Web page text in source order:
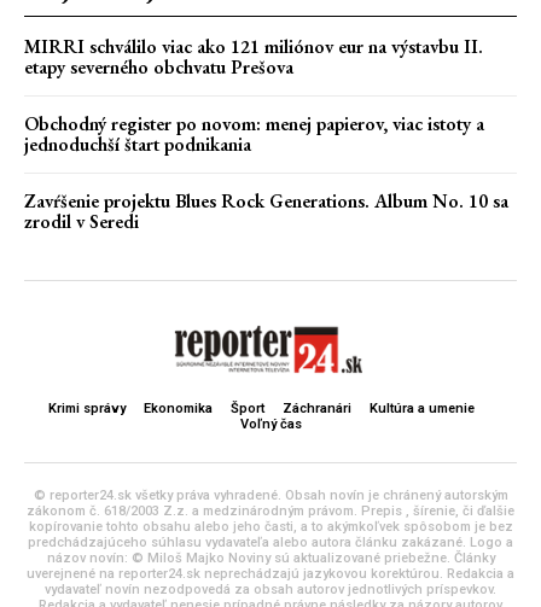
MIRRI schválilo viac ako 121 miliónov eur na výstavbu II.
etapy severného obchvatu Prešova
Obchodný register po novom: menej papierov, viac istoty a
jednoduchší štart podnikania
Zavŕšenie projektu Blues Rock Generations. Album No. 10 sa
zrodil v Seredi
Krimi správy Ekonomika Šport Záchranári
Kultúra a umenie
Voľný čas
© reporter24.sk všetky práva vyhradené. Obsah novín je chránený autorským
zákonom č. 618/2003 Z.z. a medzinárodným právom. Prepis , šírenie, či ďalšie
kopírovanie tohto obsahu alebo jeho časti, a to akýmkoľvek spôsobom je bez
predchádzajúceho súhlasu vydavateľa alebo autora článku zakázané. Logo a
názov novín: © Miloš Majko Noviny sú aktualizované priebežne. Články
uverejnené na reporter24.sk neprechádzajú jazykovou korektúrou. Redakcia a
vydavateľ novín nezodpovedá za obsah autorov jednotlivých príspevkov.